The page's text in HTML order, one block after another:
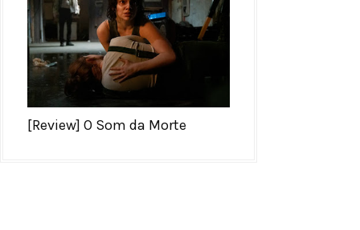
[Review] O Som da Morte